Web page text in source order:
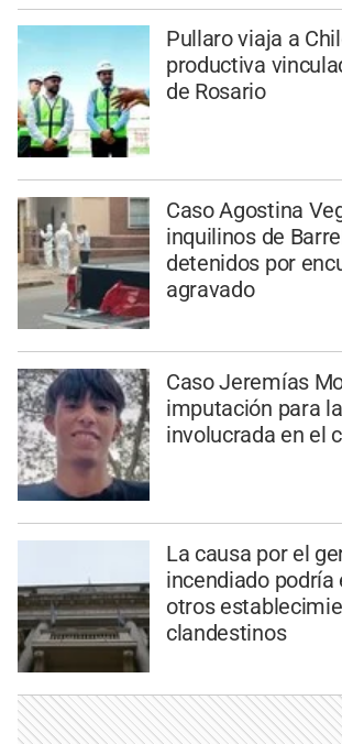
Pullaro viaja a
productiva
de Rosario
Caso Agostina
inquilinos de
detenidos por
agravado
Caso Jeremías
imputación para
involucrada en el
La causa por el
incendiado podría
otros
clandestinos